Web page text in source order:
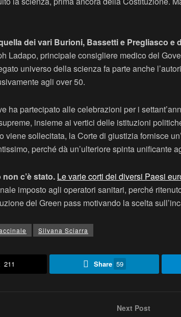
dei vari Burioni, Bassetti e Pregliasco
Ladapo, principale consigliere medico del
universo della scienza fa parte anche
agli over 50.
ha partecipato alle celebrazioni per i
insieme ai vertici delle istituzioni
sollecitata, la Corte di giustizia fornisce
perché dà un’ulteriore spinta unificante
c’è stato. Le varie corti dei diversi Paesi
imposto agli operatori sanitari, perché
del Green pass motivando la scelta
Silvana Sciarra
211 Share 59
Next Post